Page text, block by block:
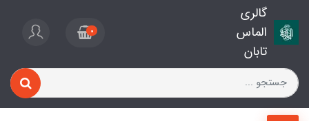
گالری
الماس
تابان
0